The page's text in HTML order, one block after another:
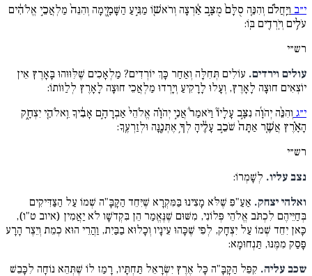
י״ב וַיַּֽחֲלֹ֗ם וְהִנֵּ֤ה סֻלָּם֙ מֻצָּ֣ב אַ֔רְצָה וְרֹאשׁ֖וֹ מַגִּ֣יעַ הַשָּׁמָ֑יְמָה וְהִנֵּה֙ מַלְאֲכֵ֣י אֱלֹהִ֔ים
עֹלִ֥ים וְיֹֽרְדִ֖ים בּֽוֹ:
רש״י
עולים וירדים. עוֹלִים תְּחִלָּה וְאַחַר כָּךְ יוֹרְדִים? מַלְאָכִים שֶׁלִּוּוּהוּ בָּאָרֶץ אֵין
יוֹצְאִים חוּצָה לָאָרֶץ, וְעָלוּ לָרָקִיעַ וְיָרְדוּ מַלְאֲכֵי חוּצָה לָאָרֶץ לְלַוּוֹתוֹ:
י״ג וְהִנֵּ֨ה יְהֹוָ֜ה נִצָּ֣ב עָלָיו֘ וַיֹּאמַר֒ אֲנִ֣י יְהֹוָ֗ה אֱלֹהֵי֙ אַבְרָהָ֣ם אָבִ֔יךָ וֵֽאלֹהֵ֖י יִצְחָ֑ק
הָאָ֗רֶץ אֲשֶׁ֤ר אַתָּה֙ שֹׁכֵ֣ב עָלֶ֔יהָ לְךָ֥ אֶתְּנֶ֖נָּה וּלְזַרְעֶֽךָ:
רש״י
נצב עליו. לְשָׁמְרוֹ:
ואלהי יצחק. אַעַ"פִּ שֶׁלֹּא מָצִינוּ בַּמִּקְרָא שֶׁיִּחֵד הַקָּבָּ"ה שְׁמוֹ עַל הַצַּדִּיקִים
בְּחַיֵּיהֶם לִכְתֹּב אֱלֹהֵי פְּלוֹנִי, מִשּׁוּם שֶׁנֶּאֱמַר הֵן בִּקְדֹשָׁו לֹא יַאֲמִין (איוב ט"ו),
כָּאן יִחֵד שְׁמוֹ עַל יִצְחָק, לְפִי שֶׁכָּהוּ עֵינָיו וְכָלוּא בַבַּיִת, וַהֲרֵי הוּא כְמֵת וְיֵצֶר הָרָע
פָּסַק מִמֶּנּוּ, תַּנְחוּמָא:
שכב עליה. קִפֵּל הַקָּבָּ"ה כָּל אֶרֶץ יִשְׂרָאֵל תַּחְתָּיו, רָמַז לוֹ שֶׁתְּהֵא נוֹחָה לִכָּבֵשׁ